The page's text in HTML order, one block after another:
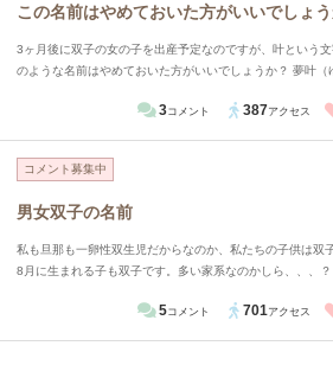
この名前はやめておいた方がいいでしょう
3ヶ月後に双子の女の子を出産予定なのですが、叶という
のような名前はやめておいた方がいいでしょうか？ 夢叶（
いってほしいと思い考えました
3コメント 387アクセス
コメント募集中
男女双子の名前
私も旦那も一卵性双生児だからなのか、私たちの子供は双
8月に生まれる子も双子です。多い家系なのかしら、、、？ 長男＆次男＆三男 善（ぜん）藍
が、何かいい候補はあるでしょうか。家で出ている候補と
5コメント 701 アクセス